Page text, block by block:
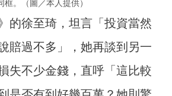
框。（圖／本人提供）
的徐至琦，坦言「投資當然
賠過不多」，她再談到另一
失不少金錢，直呼「這比較